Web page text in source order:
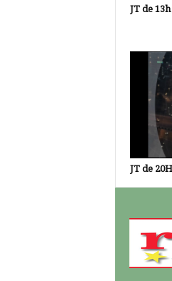
JT de
JT de